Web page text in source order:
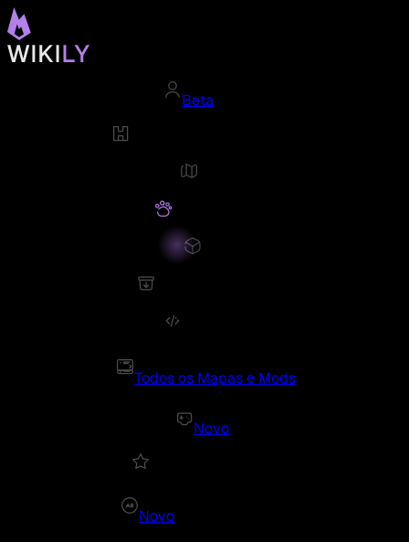
Beta
Todos os Mapas e Mods
Novo
Novo